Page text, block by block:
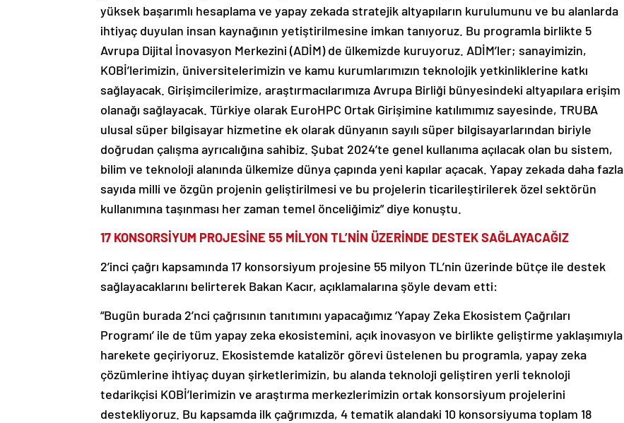
yüksek başarımlı hesaplama ve yapay zekada stratejik altyapıların kurulumunu ve bu alanlarda
ihtiyaç duyulan insan kaynağının yetiştirilmesine imkan tanıyoruz. Bu programla birlikte 5
Avrupa Dijital İnovasyon Merkezini (ADİM) de ülkemizde kuruyoruz. ADİM’ler; sanayimizin,
KOBİ’lerimizin, üniversitelerimizin ve kamu kurumlarımızın teknolojik yetkinliklerine katkı
sağlayacak. Girişimcilerimize, araştırmacılarımıza Avrupa Birliği bünyesindeki altyapılara erişim
olanağı sağlayacak. Türkiye olarak EuroHPC Ortak Girişimine katılımımız sayesinde, TRUBA
ulusal süper bilgisayar hizmetine ek olarak dünyanın sayılı süper bilgisayarlarından biriyle
doğrudan çalışma ayrıcalığına sahibiz. Şubat 2024’te genel kullanıma açılacak olan bu sistem,
bilim ve teknoloji alanında ülkemize dünya çapında yeni kapılar açacak. Yapay zekada daha fazla
sayıda milli ve özgün projenin geliştirilmesi ve bu projelerin ticarileştirilerek özel sektörün
kullanımına taşınması her zaman temel önceliğimiz” diye konuştu.
17 KONSORSİYUM PROJESİNE 55 MİLYON TL’NİN ÜZERİNDE DESTEK SAĞLAYACAĞIZ
2’inci çağrı kapsamında 17 konsorsiyum projesine 55 milyon TL’nin üzerinde bütçe ile destek
sağlayacaklarını belirterek Bakan Kacır, açıklamalarına şöyle devam etti:
“Bugün burada 2’nci çağrısının tanıtımını yapacağımız ‘Yapay Zeka Ekosistem Çağrıları
Programı’ ile de tüm yapay zeka ekosistemini, açık inovasyon ve birlikte geliştirme yaklaşımıyla
harekete geçiriyoruz. Ekosistemde katalizör görevi üstelenen bu programla, yapay zeka
çözümlerine ihtiyaç duyan şirketlerimizin, bu alanda teknoloji geliştiren yerli teknoloji
tedarikçisi KOBİ’lerimizin ve araştırma merkezlerimizin ortak konsorsiyum projelerini
destekliyoruz. Bu kapsamda ilk çağrımızda, 4 tematik alandaki 10 konsorsiyuma toplam 18